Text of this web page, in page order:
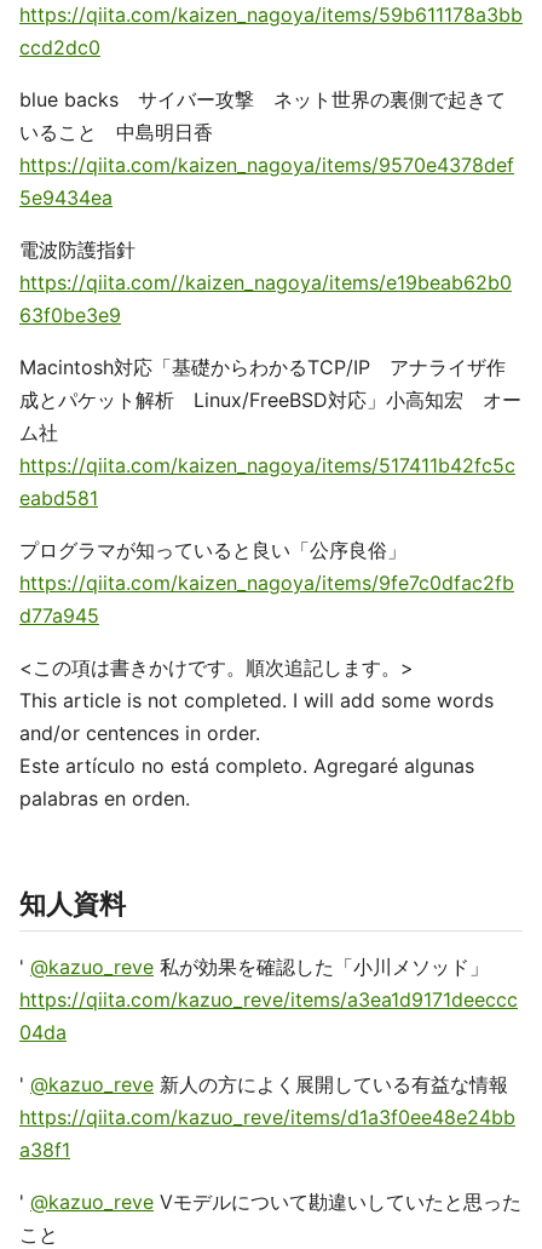
https://qiita.com/kaizen_nagoya/items/59b611178a3bb
ccd2dc0
blue backs サイバー攻撃 ネット世界の裏側で起きて
いること 中島明日香
https://qiita.com/kaizen_nagoya/items/9570e4378def
5e9434ea
電波防護指針
https://qiita.com//kaizen_nagoya/items/e19beab62b0
63f0be3e9
Macintosh対応「基礎からわかるTCP/IP アナライザ作
成とパケット解析 Linux/FreeBSD対応」小高知宏 オー
ム社
https://qiita.com/kaizen_nagoya/items/517411b42fc5c
eabd581
プログラマが知っていると良い「公序良俗」
https://qiita.com/kaizen_nagoya/items/9fe7c0dfac2fb
d77a945
<この項は書きかけです。順次追記します。>
This article is not completed. I will add some words
and/or centences in order.
Este artículo no está completo. Agregaré algunas
palabras en orden.
知人資料
' @kazuo_reve 私が効果を確認した「小川メソッド」
https://qiita.com/kazuo_reve/items/a3ea1d9171deeccc
04da
' @kazuo_reve 新人の方によく展開している有益な情報
https://qiita.com/kazuo_reve/items/d1a3f0ee48e24bb
a38f1
' @kazuo_reve Vモデルについて勘違いしていたと思った
こと